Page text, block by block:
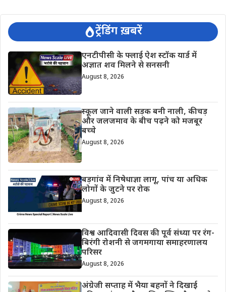
ट्रेंडिंग ख़बरें
एनटीपीसी के फ्लाई ऐश स्टॉक यार्ड में
अज्ञात शव मिलने से सनसनी
August 8, 2026
स्कूल जाने वाली सड़क बनी नाली, कीचड़
और जलजमाव के बीच पढ़ने को मजबूर
बच्चे
August 8, 2026
बड़गांव में निषेधाज्ञा लागू, पांच या अधिक
लोगों के जुटने पर रोक
August 8, 2026
विश्व आदिवासी दिवस की पूर्व संध्या पर रंग-
बिरंगी रोशनी से जगमगाया समाहरणालय
परिसर
August 8, 2026
अंग्रेजी सप्ताह में भैया बहनों ने दिखाई